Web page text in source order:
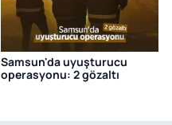
Samsun'da uyuşturucu
operasyonu: 2 gözaltı